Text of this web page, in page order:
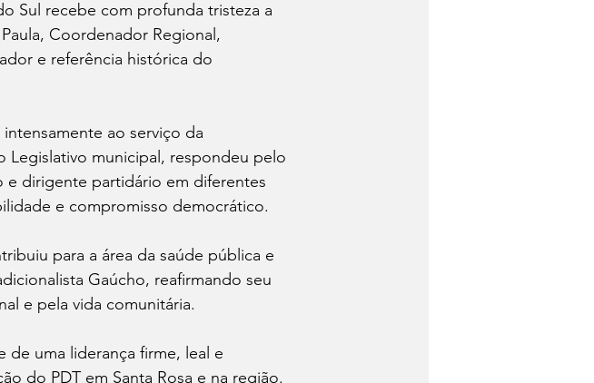
Sul recebe com profunda tristeza a
Coordenador Regional,
e referência histórica do
ao serviço da
Legislativo municipal, respondeu pelo
e dirigente partidário em diferentes
e compromisso democrático.
para a área da saúde pública e
Gaúcho, reafirmando seu
e pela vida comunitária.
de uma liderança firme, leal e
do PDT em Santa Rosa e na região.